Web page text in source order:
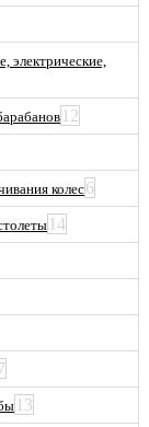
электрические,
12
колес6
14
13